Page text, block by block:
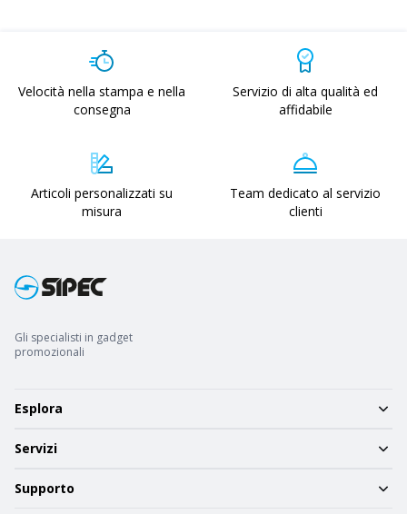
Velocità nella stampa e nella
consegna
Servizio di alta qualità ed
affidabile
Articoli personalizzati su
misura
Team dedicato al servizio
clienti
Gli specialisti in gadget
promozionali
Esplora
Servizi
Supporto